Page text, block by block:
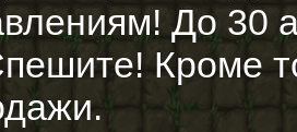
До 30
Кроме